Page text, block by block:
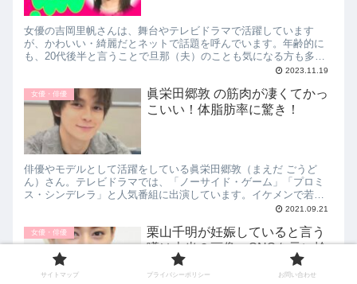
女優の吉岡里帆さんは、舞台やテレビドラマで活躍しています
が、かわいい・綺麗だとネットで話題を呼んでいます。年齢的に
も、20代後半と言うことで旦那（夫）のことも気になる方も多い
のではないでしょうか。そこで今回は、吉岡里帆に旦那（夫）は
いきます。
2023.11.19
女優・俳優
眞栄田郷敦 の筋肉が凄くてかっ
こいい！体脂肪率に驚き！
俳優やモデルとして活躍をしている眞栄田郷敦（まえだ ごうど
ん）さん。テレビドラマでは、「ノーサイド・ゲーム」「プロミ
ス・シンデレラ」と人気番組に出演しています。イケメンで若手
俳優として注目される眞栄田郷敦さんですが、筋肉が凄いと話題
かっこいい！体脂肪率に驚き！について紹介していきます。
2021.09.21
女優・俳優
栗山千明が妊娠していると言う
噂は本当？画像・SNSを元に検
サイトマップ プライバシーポリシー お問い合わせ